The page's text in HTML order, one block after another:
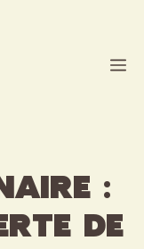
:
de